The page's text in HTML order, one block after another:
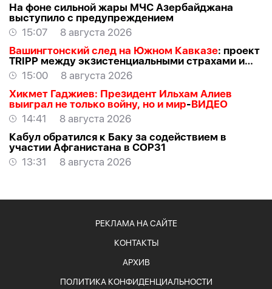
На фоне сильной жары МЧС Азербайджана
выступило с предупреждением
15:07
8 августа 2026
Вашингтонский след на Южном Кавказе: проект
TRIPР между экзистенциальными страхами и
прагматичными интересами -
АЛЛАХВЕРАНОВ
15:00
8 августа 2026
Хикмет Гаджиев: Президент Ильхам Алиев
выиграл не только войну, но и мир-ВИДЕО
14:41
8 августа 2026
Кабул обратился к Баку за содействием в
участии Афганистана в COP31
13:31
8 августа 2026
РЕКЛАМА НА САЙТЕ
КОНТАКТЫ
АРХИВ
ПОЛИТИКА КОНФИДЕНЦИАЛЬНОСТИ